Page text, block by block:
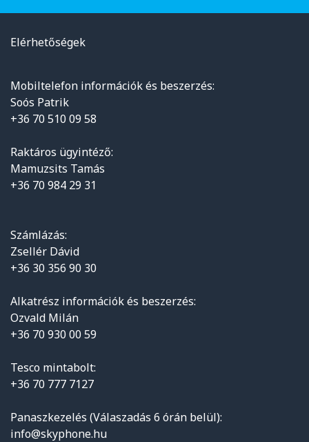
Elérhetőségek
Mobiltelefon információk és beszerzés:
Soós Patrik
+36 70 510 09 58
Raktáros ügyintéző:
Mamuzsits Tamás
+36 70 984 29 31
Számlázás:
Zsellér Dávid
+36 30 356 90 30
Alkatrész információk és beszerzés:
Ozvald Milán
+36 70 930 00 59
Tesco mintabolt:
+36 70 777 7127
Panaszkezelés (Válaszadás 6 órán belül):
info@skyphone.hu